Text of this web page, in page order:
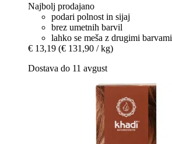
Najbolj prodajano
podari polnost in sijaj
brez umetnih barvil
lahko se meša z drugimi barvami
€ 13,19 (€ 131,90 / kg)
Dostava do 11 avgust